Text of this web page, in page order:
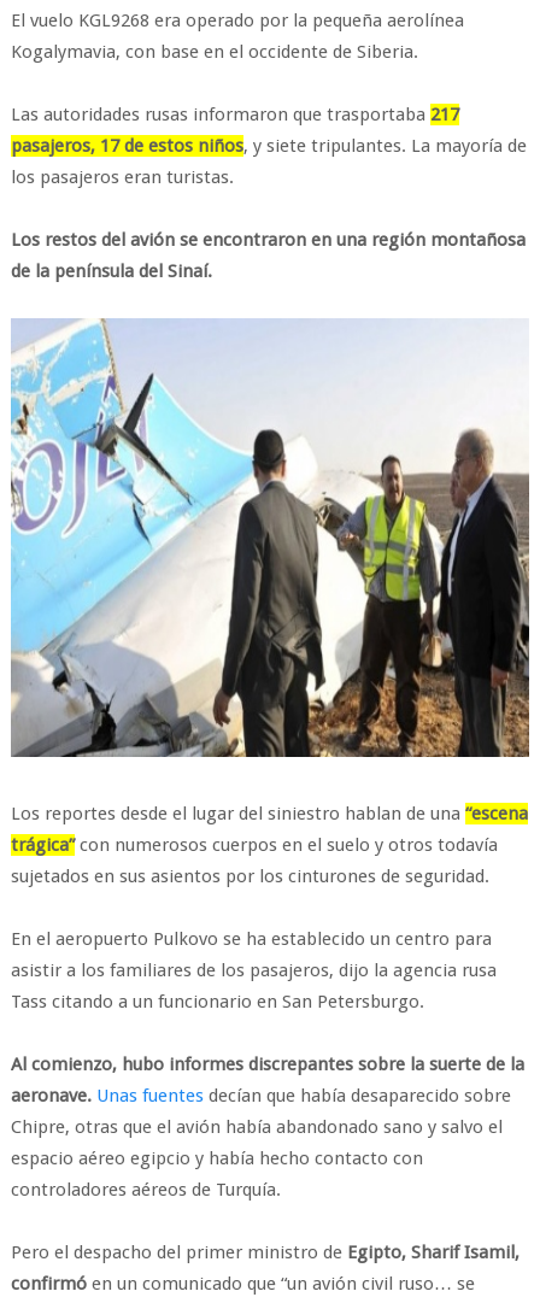
El vuelo KGL9268 era operado por la pequeña aerolínea
Kogalymavia, con base en el occidente de Siberia.
Las autoridades rusas informaron que trasportaba 217
pasajeros, 17 de estos niños, y siete tripulantes. La mayoría de
los pasajeros eran turistas.
Los restos del avión se encontraron en una región montañosa
de la península del Sinaí.
Los reportes desde el lugar del siniestro hablan de una “escena
trágica”con numerosos cuerpos en el suelo y otros todavía
sujetados en sus asientos por los cinturones de seguridad.
En el aeropuerto Pulkovo se ha establecido un centro para
asistir a los familiares de los pasajeros, dijo la agencia rusa
Tass citando a un funcionario en San Petersburgo.
Al comienzo, hubo informes discrepantes sobre la suerte de la
aeronave. Unas fuentesdecían que había desaparecido sobre
Chipre, otras que el avión había abandonado sano y salvo el
espacio aéreo egipcio y había hecho contacto con
controladores aéreos de Turquía.
Pero el despacho del primer ministro de Egipto, Sharif Isamil,
confirmóen un comunicado que “un avión civil ruso… se